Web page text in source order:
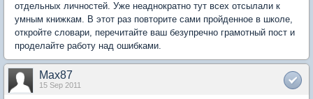
отдельных личностей. Уже неаднократно тут всех отсылали к
умным книжкам. В этот раз повторите сами пройденное в школе,
откройте словари, перечитайте ваш безупречно грамотный пост и
проделайте работу над ошибками.
Max87
15 Sep 2011